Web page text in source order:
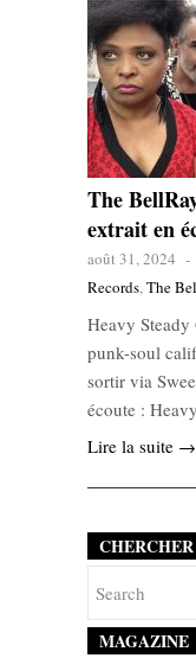
The
extrait en
août 31, 2024 -
Records,The
Heavy
punk-soul
sortir via
écoute :
Lire la suite →
CHERCHER
MAGAZINE